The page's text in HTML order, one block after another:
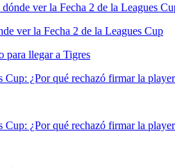
ver la Fecha 2 de la Leagues
ver la Fecha 2 de la Leagues Cup
para llegar a Tigres
¿Por qué rechazó firmar la
¿Por qué rechazó firmar la